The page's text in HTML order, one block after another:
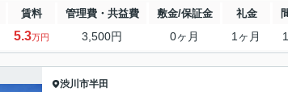
賃料 管理費・共益費 敷金/保証金 礼金
5.3万円 3,500円 0ヶ月 1ヶ月
渋川市半田